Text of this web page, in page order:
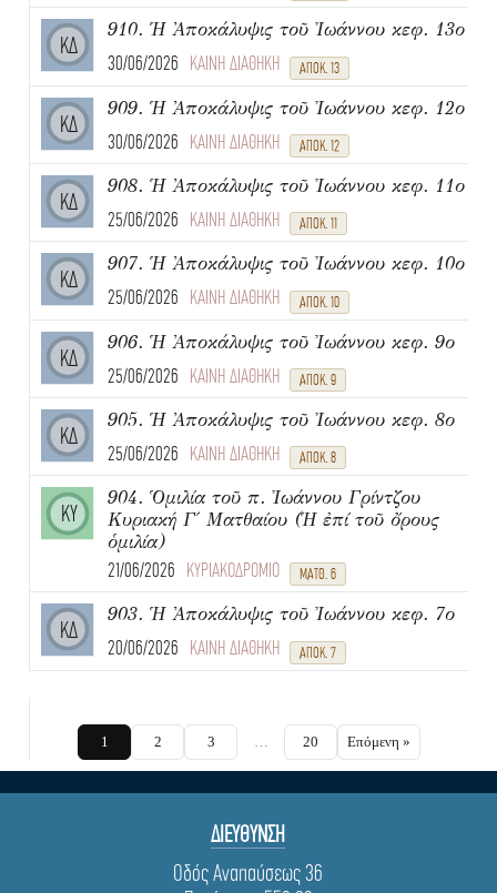
ΚΔ
910. Ἡ Ἀποκάλυψις τοῦ Ἰωάννου κεφ. 13ο
30/06/2026 ΚΑΙΝΗ ΔΙΑΘΗΚΗ ΑΠΟΚ. 13
ΚΔ
909. Ἡ Ἀποκάλυψις τοῦ Ἰωάννου κεφ. 12ο
30/06/2026 ΚΑΙΝΗ ΔΙΑΘΗΚΗ ΑΠΟΚ. 12
ΚΔ
908. Ἡ Ἀποκάλυψις τοῦ Ἰωάννου κεφ. 11ο
25/06/2026 ΚΑΙΝΗ ΔΙΑΘΗΚΗ ΑΠΟΚ. 11
ΚΔ
907. Ἡ Ἀποκάλυψις τοῦ Ἰωάννου κεφ. 10ο
25/06/2026 ΚΑΙΝΗ ΔΙΑΘΗΚΗ ΑΠΟΚ. 10
ΚΔ
906. Ἡ Ἀποκάλυψις τοῦ Ἰωάννου κεφ. 9ο
25/06/2026 ΚΑΙΝΗ ΔΙΑΘΗΚΗ ΑΠΟΚ. 9
ΚΔ
905. Ἡ Ἀποκάλυψις τοῦ Ἰωάννου κεφ. 8ο
25/06/2026 ΚΑΙΝΗ ΔΙΑΘΗΚΗ ΑΠΟΚ. 8
ΚΥ
904. Ὁμιλία τοῦ π. Ἰωάννου Γρίντζου
Κυριακή Γ΄ Ματθαίου (Ἡ ἐπί τοῦ ὄρους
ὁμιλία)
21/06/2026 ΚΥΡΙΑΚΟΔΡΟΜΙΟ ΜΑΤΘ. 6
ΚΔ
903. Ἡ Ἀποκάλυψις τοῦ Ἰωάννου κεφ. 7ο
20/06/2026 ΚΑΙΝΗ ΔΙΑΘΗΚΗ ΑΠΟΚ. 7
1 2 3 … 20 Επόμενη »
ΔΙΕΥΘΥΝΣΗ
Οδός Αναπαύσεως 36